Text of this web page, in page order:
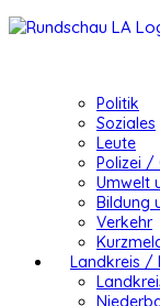
Politik
Soziales
Leute
Polizei /
Umwelt
Bildung
Verkehr
Landkreis /